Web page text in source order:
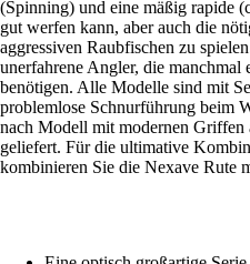
(Spinning) und eine mäßig rapide
gut werfen kann, aber auch die
aggressiven Raubfischen zu
unerfahrene Angler, die
benötigen. Alle Modelle sind mit
problemlose Schnurführung beim
nach Modell mit modernen
geliefert. Für die ultimative
kombinieren Sie die Nexave Rute